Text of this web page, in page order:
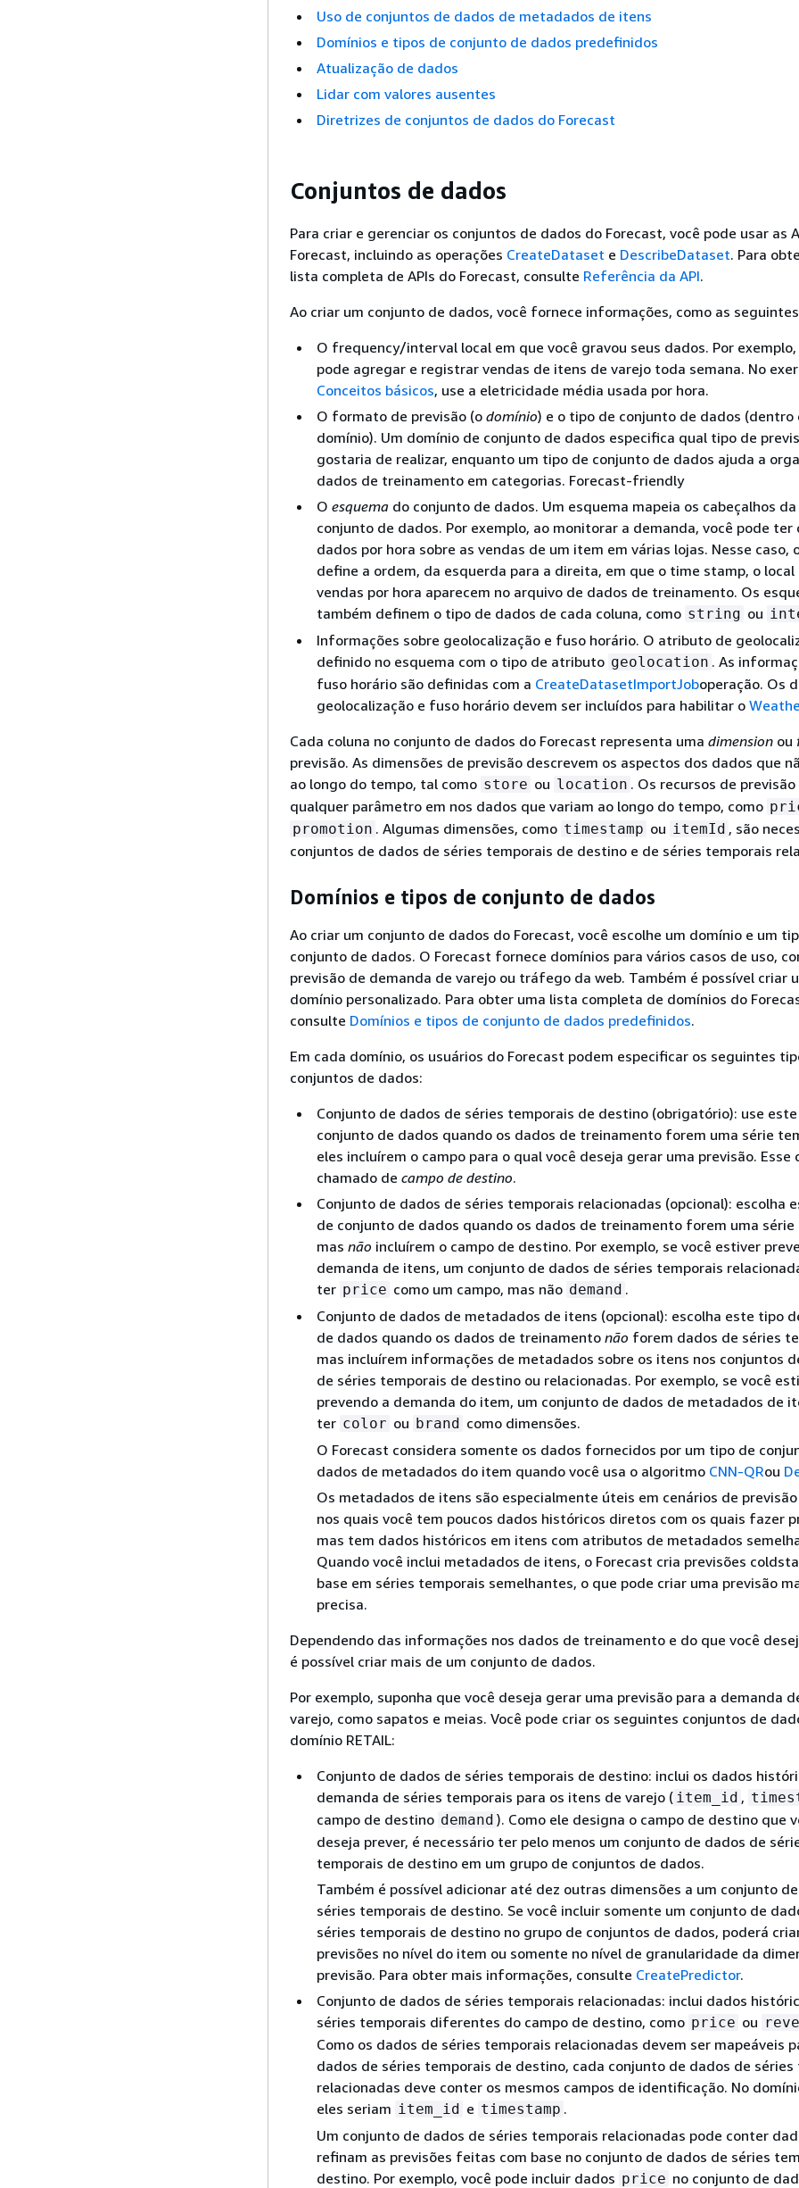
Uso de conjuntos de dados de metadados de itens
Domínios e tipos de conjunto de dados predefinidos
Atualização de dados
Lidar com valores ausentes
Diretrizes de conjuntos de dados do Forecast
Conjuntos de dados
Para criar e gerenciar os conjuntos de dados do Forecast, você pode usar as
Forecast, incluindo as operações CreateDataset e DescribeDataset. Para
lista completa de APIs do Forecast, consulte Referência da API.
Ao criar um conjunto de dados, você fornece informações, como as
O frequency/interval local em que você gravou seus dados. Por exemplo,
pode agregar e registrar vendas de itens de varejo toda semana. No
Conceitos básicos, use a eletricidade média usada por hora.
O formato de previsão (o domínio) e o tipo de conjunto de dados (dentro
domínio). Um domínio de conjunto de dados especifica qual tipo de
gostaria de realizar, enquanto um tipo de conjunto de dados ajuda a
dados de treinamento em categorias. Forecast-friendly
O esquema do conjunto de dados. Um esquema mapeia os cabeçalhos
conjunto de dados. Por exemplo, ao monitorar a demanda, você pode ter
dados por hora sobre as vendas de um item em várias lojas. Nesse caso,
define a ordem, da esquerda para a direita, em que o time stamp, o local
vendas por hora aparecem no arquivo de dados de treinamento. Os
também definem o tipo de dados de cada coluna, como string ou
Informações sobre geolocalização e fuso horário. O atributo de
definido no esquema com o tipo de atributo geolocation . As
fuso horário são definidas com a CreateDatasetImportJoboperação. Os
geolocalização e fuso horário devem ser incluídos para habilitar o
Cada coluna no conjunto de dados do Forecast representa uma dimension ou
previsão. As dimensões de previsão descrevem os aspectos dos dados que
ao longo do tempo, tal como store ou location . Os recursos de
qualquer parâmetro em nos dados que variam ao longo do tempo, como
promotion . Algumas dimensões, como timestamp ou itemId , são
conjuntos de dados de séries temporais de destino e de séries temporais
Domínios e tipos de conjunto de dados
Ao criar um conjunto de dados do Forecast, você escolhe um domínio e um
conjunto de dados. O Forecast fornece domínios para vários casos de uso,
previsão de demanda de varejo ou tráfego da web. Também é possível criar
domínio personalizado. Para obter uma lista completa de domínios do
consulte Domínios e tipos de conjunto de dados predefinidos.
Em cada domínio, os usuários do Forecast podem especificar os seguintes
conjuntos de dados:
Conjunto de dados de séries temporais de destino (obrigatório): use
conjunto de dados quando os dados de treinamento forem uma série
eles incluírem o campo para o qual você deseja gerar uma previsão. Esse
chamado de campo de destino.
Conjunto de dados de séries temporais relacionadas (opcional): escolha
de conjunto de dados quando os dados de treinamento forem uma série
mas não incluírem o campo de destino. Por exemplo, se você estiver
demanda de itens, um conjunto de dados de séries temporais
ter price como um campo, mas não demand .
Conjunto de dados de metadados de itens (opcional): escolha este tipo
de dados quando os dados de treinamento não forem dados de séries
mas incluírem informações de metadados sobre os itens nos conjuntos
de séries temporais de destino ou relacionadas. Por exemplo, se você
prevendo a demanda do item, um conjunto de dados de metadados de
ter color ou brand como dimensões.
O Forecast considera somente os dados fornecidos por um tipo de
dados de metadados do item quando você usa o algoritmo CNN-QRou
Os metadados de itens são especialmente úteis em cenários de
nos quais você tem poucos dados históricos diretos com os quais fazer
mas tem dados históricos em itens com atributos de metadados
Quando você inclui metadados de itens, o Forecast cria previsões
base em séries temporais semelhantes, o que pode criar uma previsão
precisa.
Dependendo das informações nos dados de treinamento e do que você
é possível criar mais de um conjunto de dados.
Por exemplo, suponha que você deseja gerar uma previsão para a demanda
varejo, como sapatos e meias. Você pode criar os seguintes conjuntos de
domínio RETAIL:
Conjunto de dados de séries temporais de destino: inclui os dados
demanda de séries temporais para os itens de varejo ( item_id ,
campo de destino demand ). Como ele designa o campo de destino que
deseja prever, é necessário ter pelo menos um conjunto de dados de
temporais de destino em um grupo de conjuntos de dados.
Também é possível adicionar até dez outras dimensões a um conjunto
séries temporais de destino. Se você incluir somente um conjunto de
séries temporais de destino no grupo de conjuntos de dados, poderá
previsões no nível do item ou somente no nível de granularidade da
previsão. Para obter mais informações, consulte CreatePredictor.
Conjunto de dados de séries temporais relacionadas: inclui dados
séries temporais diferentes do campo de destino, como price ou
Como os dados de séries temporais relacionadas devem ser mapeáveis
dados de séries temporais de destino, cada conjunto de dados de séries
relacionadas deve conter os mesmos campos de identificação. No
eles seriam item_id e timestamp .
Um conjunto de dados de séries temporais relacionadas pode conter
refinam as previsões feitas com base no conjunto de dados de séries
destino. Por exemplo, você pode incluir dados price no conjunto de